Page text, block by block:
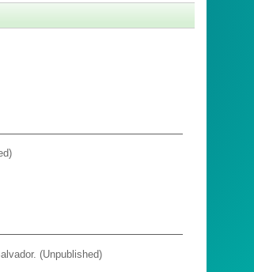
(Unpublished)